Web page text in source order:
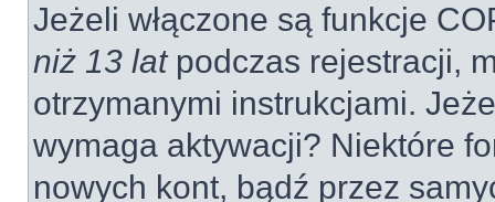
Jeżeli włączone są funkcje
niż 13 latpodczas rejestracji,
otrzymanymi instrukcjami.
wymaga aktywacji? Niektóre
nowych kont, bądź przez